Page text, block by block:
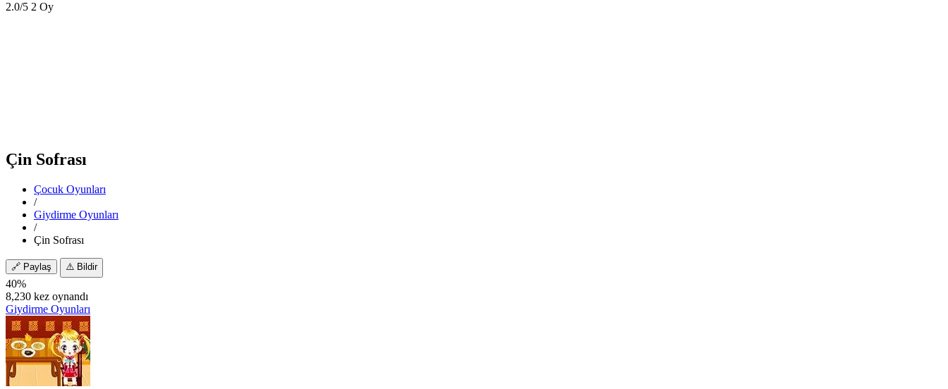
2.0/5 2 Oy
Çin Sofrası
Çocuk Oyunları
/
Giydirme Oyunları
/
Çin Sofrası
🔗 Paylaş ⚠️ Bildir
40%
8,230 kez oynandı
Giydirme Oyunları